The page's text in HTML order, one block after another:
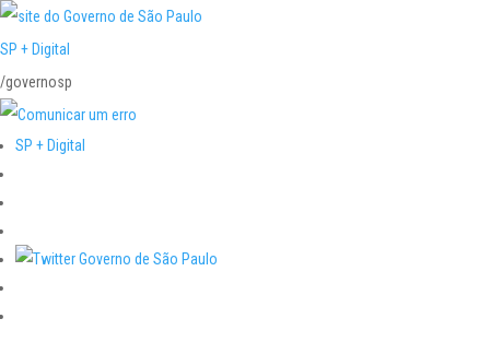
SP + Digital
/governosp
SP + Digital